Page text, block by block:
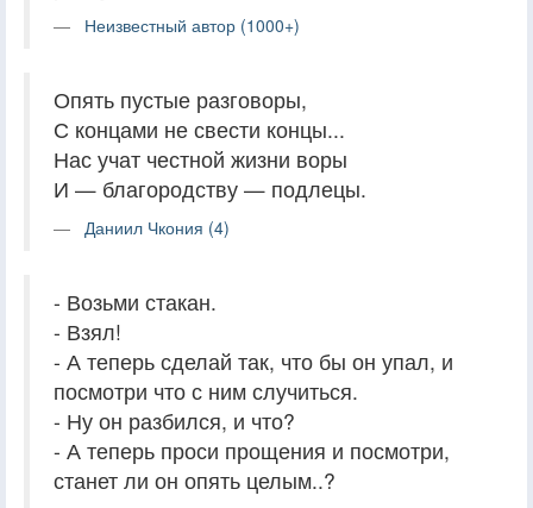
Неизвестный автор (1000+)
Опять пустые разговоры,
С концами не свести концы...
Нас учат честной жизни воры
И — благородству — подлецы.
Даниил Чкония (4)
- Возьми стакан.
- Взял!
- А теперь сделай так, что бы он упал, и
посмотри что с ним случиться.
- Ну он разбился, и что?
- А теперь проси прощения и посмотри,
станет ли он опять целым..?